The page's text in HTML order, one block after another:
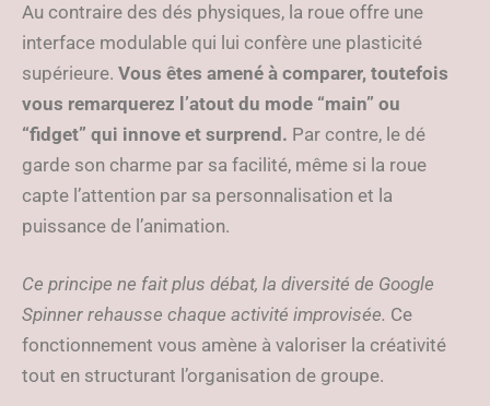
Au contraire des dés physiques, la roue offre une
interface modulable qui lui confère une plasticité
supérieure. Vous êtes amené à comparer, toutefois
vous remarquerez l’atout du mode “main” ou
“fidget” qui innove et surprend. Par contre, le dé
garde son charme par sa facilité, même si la roue
capte l’attention par sa personnalisation et la
puissance de l’animation.
Ce principe ne fait plus débat, la diversité de Google
Spinner rehausse chaque activité improvisée. Ce
fonctionnement vous amène à valoriser la créativité
tout en structurant l’organisation de groupe.